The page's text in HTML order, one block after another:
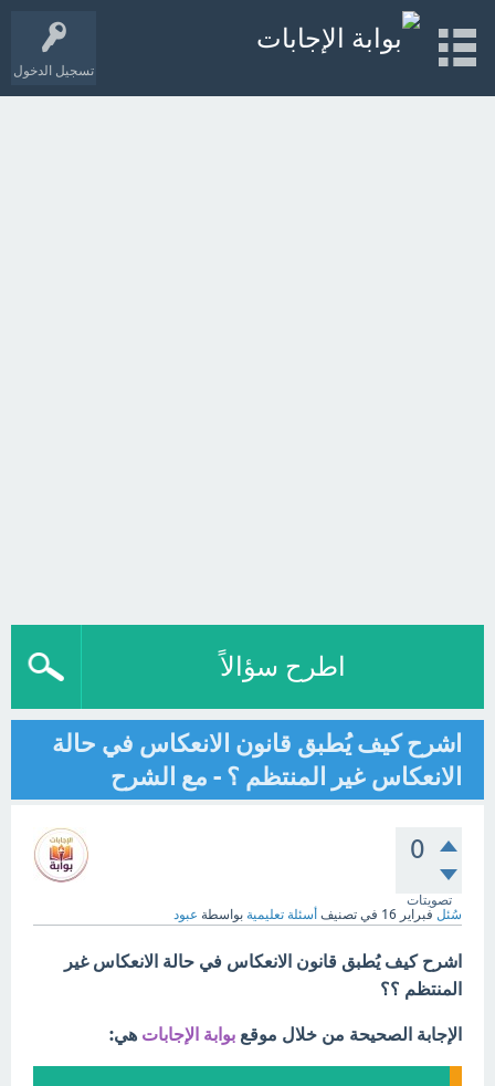
تسجيل الدخول
اطرح سؤالاً
اشرح كيف يُطبق قانون الانعكاس في حالة
الانعكاس غير المنتظم ؟ - مع الشرح
0
تصويتات
سُئل فبراير 16 في تصنيف أسئلة تعليمية بواسطة عبود
اشرح كيف يُطبق قانون الانعكاس في حالة الانعكاس غير
المنتظم ؟؟
الإجابة الصحيحة من خلال موقع بوابة الإجابات هي: